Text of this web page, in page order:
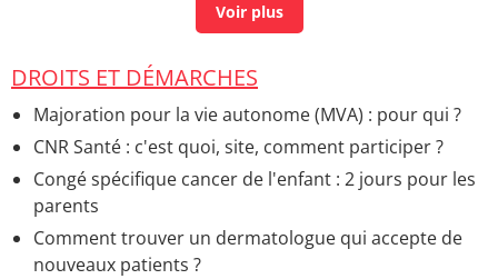
Antifongique définition médicale
Éthique médicale> Accueil - Droits et démarches
Anamnese medicale > Accueil - Symptômes et
questions diverses
DROITS ET DÉMARCHES
Majoration pour la vie autonome (MVA) : pour qui ?
CNR Santé : c'est quoi, site, comment participer ?
Congé spécifique cancer de l'enfant : 2 jours pour les
parents
Comment trouver un dermatologue qui accepte de
nouveaux patients ?